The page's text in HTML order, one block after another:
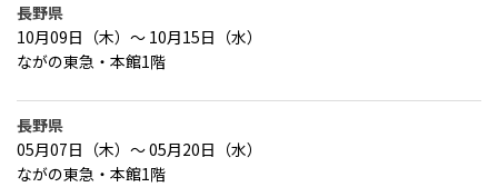
長野県
10月09日（木）～ 10月15日（水）
ながの東急・本館1階
長野県
05月07日（木）～ 05月20日（水）
ながの東急・本館1階